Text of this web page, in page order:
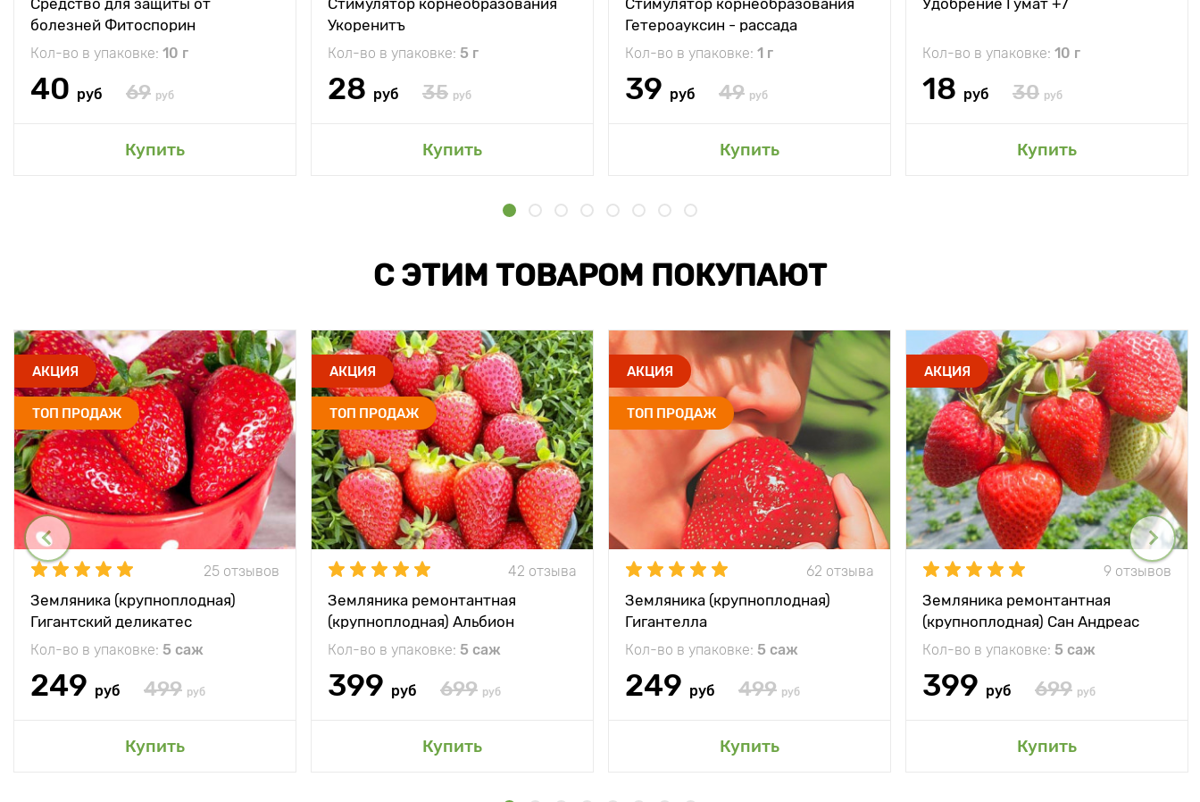
Средство для защиты от
болезней Фитоспорин
Кол-во в упаковке: 10 г
40 руб 69 руб
Купить
Стимулятор корнеобразования
Укоренитъ
Кол-во в упаковке: 5 г
28 руб 35 руб
Купить
Стимулятор корнеобразования
Гетероауксин - рассада
Кол-во в упаковке: 1 г
39 руб 49 руб
Купить
Удобрение Гумат +7
Кол-во в упаковке: 10 г
18 руб 30 руб
Купить
С ЭТИМ ТОВАРОМ ПОКУПАЮТ
АКЦИЯ
ТОП ПРОДАЖ
25 отзывов
Земляника (крупноплодная)
Гигантский деликатес
Кол-во в упаковке: 5 саж
249 руб 499 руб
Купить
АКЦИЯ
ТОП ПРОДАЖ
42 отзыва
Земляника ремонтантная
(крупноплодная) Альбион
Кол-во в упаковке: 5 саж
399 руб 699 руб
Купить
АКЦИЯ
ТОП ПРОДАЖ
62 отзыва
Земляника (крупноплодная)
Гигантелла
Кол-во в упаковке: 5 саж
249 руб 499 руб
Купить
АКЦИЯ
9 отзывов
Земляника ремонтантная
(крупноплодная) Сан Андреас
Кол-во в упаковке: 5 саж
399 руб 699 руб
Купить